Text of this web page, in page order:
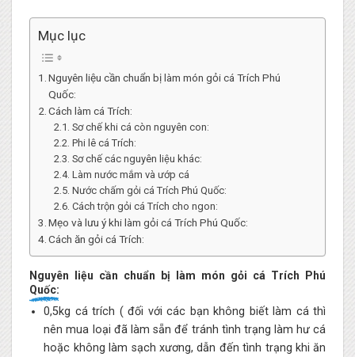
Mục lục
Nguyên liệu cần chuẩn bị làm món gỏi cá Trích Phú
Quốc:
Cách làm cá Trích:
Sơ chế khi cá còn nguyên con:
Phi lê cá Trích:
Sơ chế các nguyên liệu khác:
Làm nước mắm và ướp cá
Nước chấm gỏi cá Trích Phú Quốc:
Cách trộn gỏi cá Trích cho ngon:
Mẹo và lưu ý khi làm gỏi cá Trích Phú Quốc:
Cách ăn gỏi cá Trích:
Nguyên liệu cần chuẩn bị làm món gỏi cá Trích Phú
Quốc:
0,5kg cá trích ( đối với các bạn không biết làm cá thì
nên mua loại đã làm sẵn để tránh tình trạng làm hư cá
hoặc không làm sạch xương, dẫn đến tình trạng khi ăn